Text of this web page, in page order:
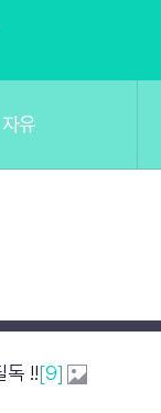
게임 플레이 버그 제보
자유
독 !![9]